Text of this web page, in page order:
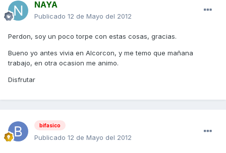
NAYA
Publicado 12 de Mayo del 2012
Perdon, soy un poco torpe con estas cosas, gracias.
Bueno yo antes vivia en Alcorcon, y me temo que mañana
trabajo, en otra ocasion me animo.
Disfrutar
bifasico
Publicado 12 de Mayo del 2012